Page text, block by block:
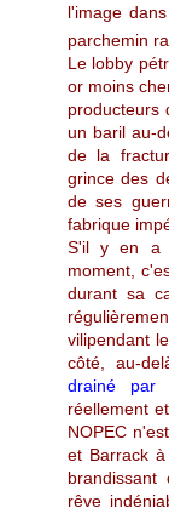
l'image
parchemin
Le lobby
or moins
producteurs
un baril au-
de la
grince des
de ses
fabrique
S'il y en a
moment,
durant sa
vilipendant
côté, au-
drainé par
réellement
NOPEC
et Barrack
rêve